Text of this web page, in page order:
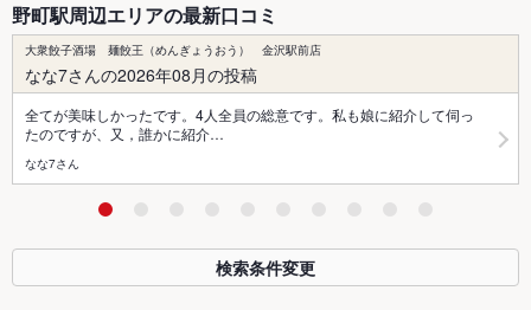
野町駅周辺エリアの最新口コミ
大衆餃子酒場 麺餃王（めんぎょうおう） 金沢駅前店
なな7さんの2026年08月の投稿
全てが美味しかったです。4人全員の総意です。私も娘に紹介して伺っ
たのですが、又，誰かに紹介…
なな7さん
検索条件変更